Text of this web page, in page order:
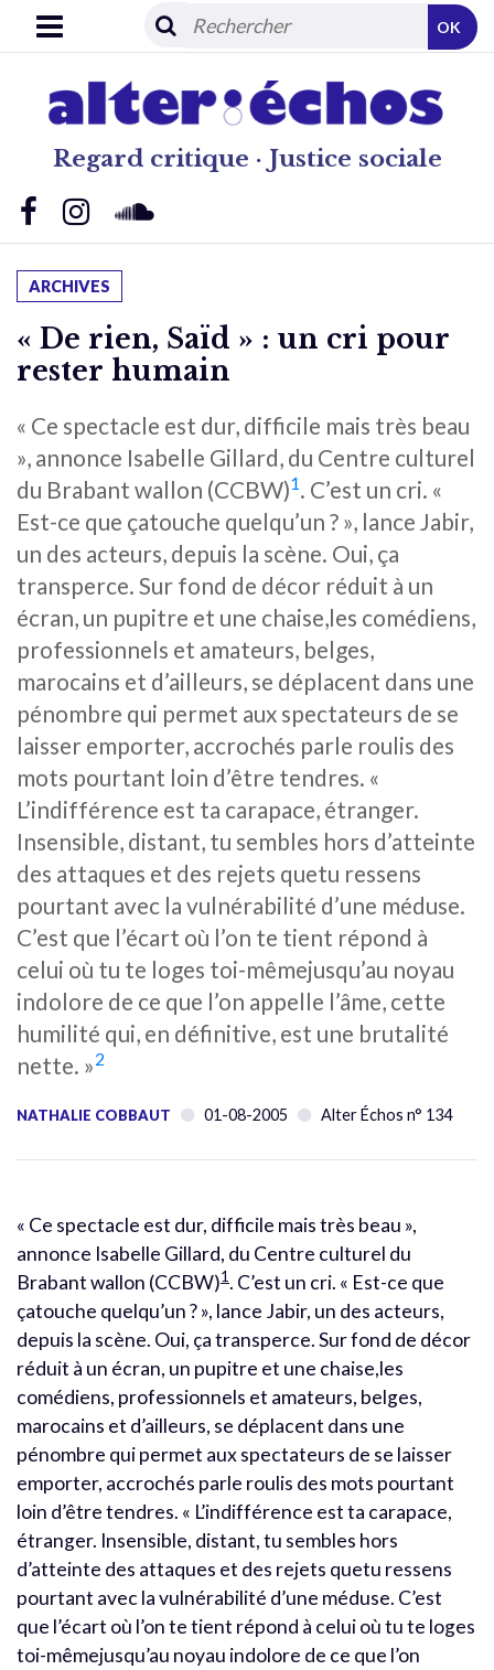
Regard critique · Justice sociale
OK
ARCHIVES
« De rien, Saïd » : un cri pour
rester humain
« Ce spectacle est dur, difficile mais très beau
», annonce Isabelle Gillard, du Centre culturel
du Brabant wallon (CCBW)1. C’est un cri. «
Est-ce que çatouche quelqu’un ? », lance Jabir,
un des acteurs, depuis la scène. Oui, ça
transperce. Sur fond de décor réduit à un
écran, un pupitre et une chaise,les comédiens,
professionnels et amateurs, belges,
marocains et d’ailleurs, se déplacent dans une
pénombre qui permet aux spectateurs de se
laisser emporter, accrochés parle roulis des
mots pourtant loin d’être tendres. «
L’indifférence est ta carapace, étranger.
Insensible, distant, tu sembles hors d’atteinte
des attaques et des rejets quetu ressens
pourtant avec la vulnérabilité d’une méduse.
C’est que l’écart où l’on te tient répond à
celui où tu te loges toi-mêmejusqu’au noyau
indolore de ce que l’on appelle l’âme, cette
humilité qui, en définitive, est une brutalité
nette. »2
NATHALIE COBBAUT 01-08-2005 Alter Échos n° 134
« Ce spectacle est dur, difficile mais très beau »,
annonce Isabelle Gillard, du Centre culturel du
Brabant wallon (CCBW)1. C’est un cri. « Est-ce que
çatouche quelqu’un ? », lance Jabir, un des acteurs,
depuis la scène. Oui, ça transperce. Sur fond de décor
réduit à un écran, un pupitre et une chaise,les
comédiens, professionnels et amateurs, belges,
marocains et d’ailleurs, se déplacent dans une
pénombre qui permet aux spectateurs de se laisser
emporter, accrochés parle roulis des mots pourtant
loin d’être tendres. « L’indifférence est ta carapace,
étranger. Insensible, distant, tu sembles hors
d’atteinte des attaques et des rejets quetu ressens
pourtant avec la vulnérabilité d’une méduse. C’est
que l’écart où l’on te tient répond à celui où tu te loges
toi-mêmejusqu’au noyau indolore de ce que l’on